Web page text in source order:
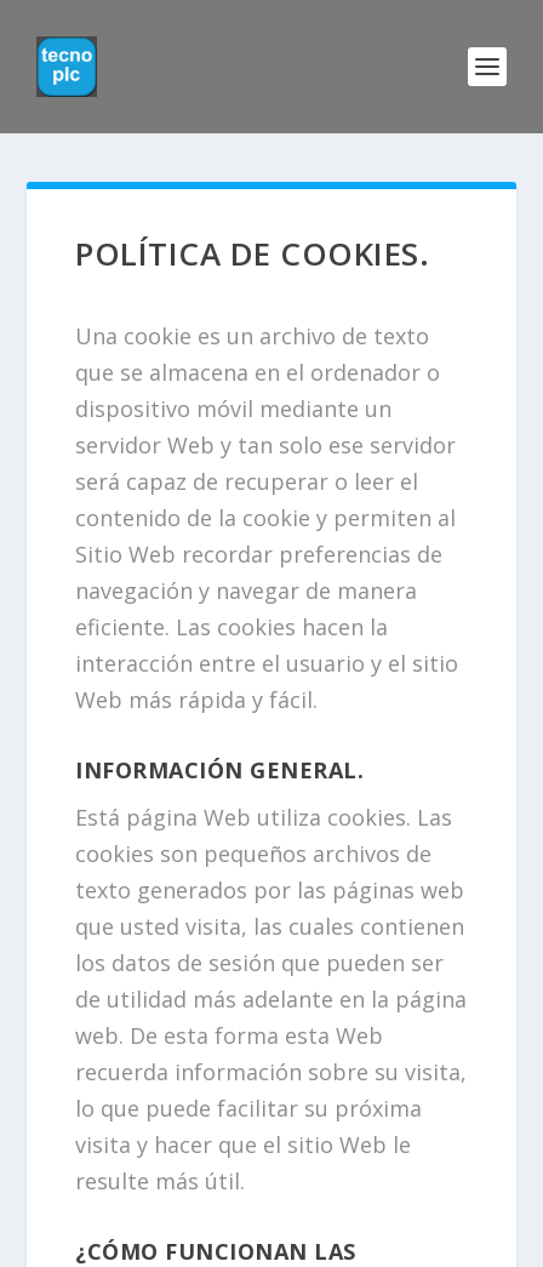
POLÍTICA DE COOKIES.
Una cookie es un archivo de texto
que se almacena en el ordenador o
dispositivo móvil mediante un
servidor Web y tan solo ese servidor
será capaz de recuperar o leer el
contenido de la cookie y permiten al
Sitio Web recordar preferencias de
navegación y navegar de manera
eficiente. Las cookies hacen la
interacción entre el usuario y el sitio
Web más rápida y fácil.
INFORMACIÓN GENERAL.
Está página Web utiliza cookies. Las
cookies son pequeños archivos de
texto generados por las páginas web
que usted visita, las cuales contienen
los datos de sesión que pueden ser
de utilidad más adelante en la página
web. De esta forma esta Web
recuerda información sobre su visita,
lo que puede facilitar su próxima
visita y hacer que el sitio Web le
resulte más útil.
¿CÓMO FUNCIONAN LAS